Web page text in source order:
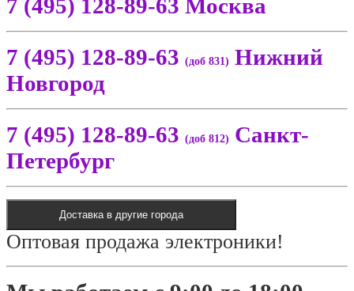
7 (495) 128-89-63 Москва
7 (495) 128-89-63 (доб 831) Нижний
Новгород
7 (495) 128-89-63 (доб 812) Санкт-
Петербург
Доставка в другие города
Оптовая продажа электроники!